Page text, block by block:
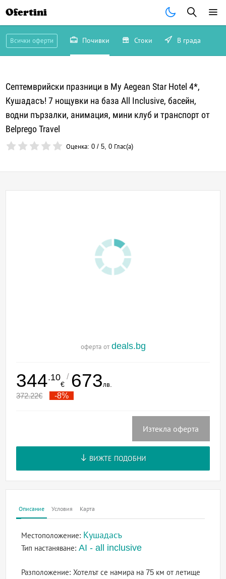
Ofertini
Всички оферти Почивки Стоки В града
Септемврийски празници в My Aegean Star Hotel 4*,
Кушадасъ! 7 нощувки на база All Inclusive, басейн,
водни пързалки, анимация, мини клуб и транспорт от
Belprego Travel
Оценка:0 /5,0 Глас(а)
оферта от deals.bg
344.10
€
/ 673лв.
372.22€ -8%
Изтекла оферта
ВИЖТЕ ПОДОБНИ
Описание Условия Карта
Местоположение: Кушадасъ
Тип настаняване:AI - all inclusive
Разположение: Хотелът се намира на 75 км от летище